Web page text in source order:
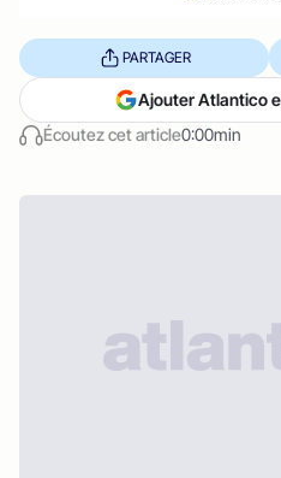
Écoutez cet article0:00min
PARTAGER
Ajouter Atlantico